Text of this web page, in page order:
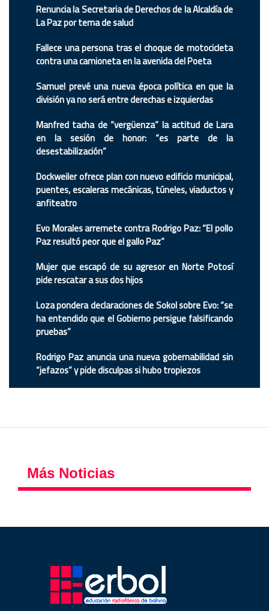
Renuncia la Secretaria de Derechos de la Alcaldía de
La Paz por tema de salud
Fallece una persona tras el choque de motocicleta
contra una camioneta en la avenida del Poeta
Samuel prevé una nueva época política en que la
división ya no será entre derechas e izquierdas
Manfred tacha de “vergüenza” la actitud de Lara
en la sesión de honor: “es parte de la
desestabilización”
Dockweiler ofrece plan con nuevo edificio municipal,
puentes, escaleras mecánicas, túneles, viaductos y
anfiteatro
Evo Morales arremete contra Rodrigo Paz: “El pollo
Paz resultó peor que el gallo Paz”
Mujer que escapó de su agresor en Norte Potosí
pide rescatar a sus dos hijos
Loza pondera declaraciones de Sokol sobre Evo: “se
ha entendido que el Gobierno persigue falsificando
pruebas”
Rodrigo Paz anuncia una nueva gobernabilidad sin
“jefazos” y pide disculpas si hubo tropiezos
Más Noticias